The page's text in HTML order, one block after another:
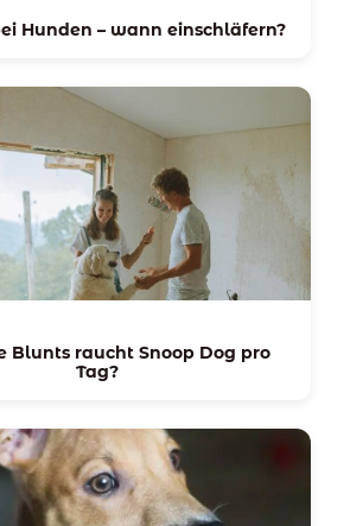
Hunden – wann einschläfern?
Blunts raucht Snoop Dog pro
Tag?